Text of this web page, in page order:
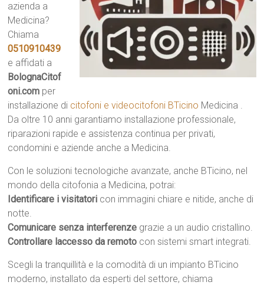
azienda a
Medicina?
Chiama
0510910439
e affidati a
BolognaCitof
oni.com per
installazione di citofoni e videocitofoni BTicino Medicina .
Da oltre 10 anni garantiamo installazione professionale,
riparazioni rapide e assistenza continua per privati,
condomini e aziende anche a Medicina.
Con le soluzioni tecnologiche avanzate, anche BTicino, nel
mondo della citofonia a Medicina, potrai:
Identificare i visitatori con immagini chiare e nitide, anche di
notte.
Comunicare senza interferenze grazie a un audio cristallino.
Controllare laccesso da remoto con sistemi smart integrati.
Scegli la tranquillità e la comodità di un impianto BTicino
moderno, installato da esperti del settore, chiama